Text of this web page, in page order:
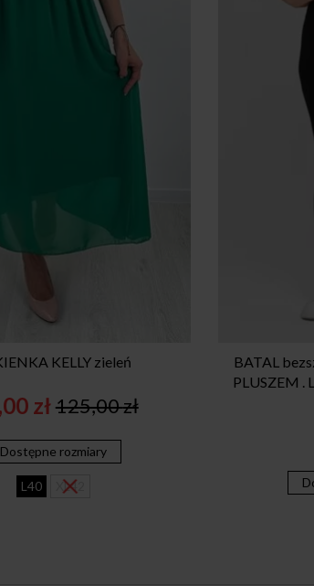
KELLY zieleń
125,00zł
Original
price
was:
125,00 zł.
złCurrent
price
is:
89,00 zł.
Dostępne rozmiary
L40 XL42
BATAL
PLUSZEM .